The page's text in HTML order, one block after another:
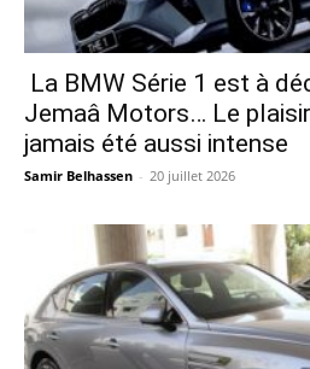
La BMW Série 1 est à
Jemaâ Motors… Le plaisir
jamais été aussi intense
Samir Belhassen - 20 juillet 2026